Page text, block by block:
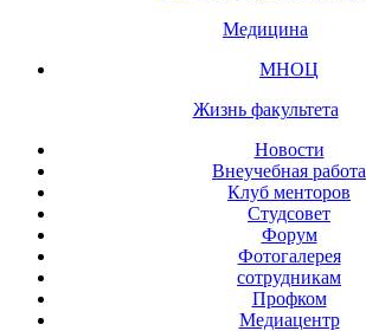
Медицина
МНОЦ
Жизнь факультета
Новости
Внеучебная работа
Клуб менторов
Студсовет
Форум
Фотогалерея
сотрудникам
Профком
Медиацентр